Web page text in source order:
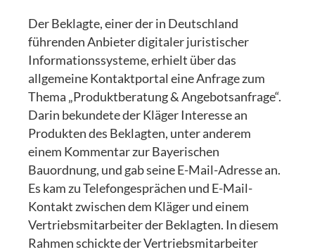
Der Beklagte, einer der in Deutschland
führenden Anbieter digitaler juristischer
Informationssysteme, erhielt über das
allgemeine Kontaktportal eine Anfrage zum
Thema „Produktberatung & Angebotsanfrage“.
Darin bekundete der Kläger Interesse an
Produkten des Beklagten, unter anderem
einem Kommentar zur Bayerischen
Bauordnung, und gab seine E-Mail-Adresse an.
Es kam zu Telefongesprächen und E-Mail-
Kontakt zwischen dem Kläger und einem
Vertriebsmitarbeiter der Beklagten. In diesem
Rahmen schickte der Vertriebsmitarbeiter